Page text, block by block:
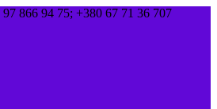
866 94 75; +380 67 71 36 707